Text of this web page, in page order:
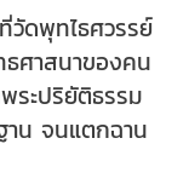
วัดพุทไธศวรรย์
ธศาสนาของคน
ระปริยัติธรรม
น จนแตกฉาน